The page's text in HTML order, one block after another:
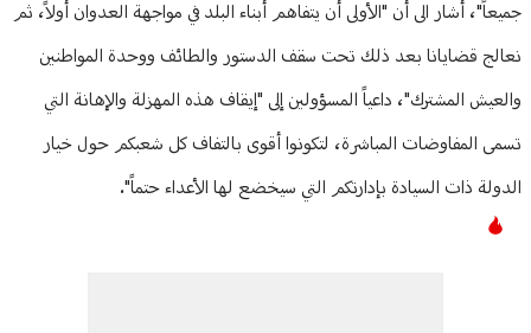
جميعاً"، أشار الى أن "الأولى أن يتفاهم أبناء البلد في مواجهة العدوان أولاً، ثم
نعالج قضايانا بعد ذلك تحت سقف الدستور والطائف ووحدة المواطنين
والعيش المشترك"، داعياً المسؤولين إلى "إيقاف هذه المهزلة والإهانة التي
تسمى المفاوضات المباشرة، لتكونوا أقوى بالتفاف كل شعبكم حول خيار
الدولة ذات السيادة بإدارتكم التي سيخضع لها الأعداء حتماً".